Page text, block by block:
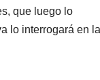
que luego lo
lo interrogará en la